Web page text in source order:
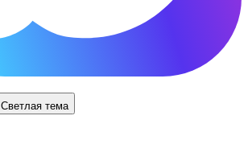
Светлая тема